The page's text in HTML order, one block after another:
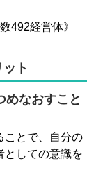
492経営体》
ト
なおすこと
とで、自分の
としての意識を